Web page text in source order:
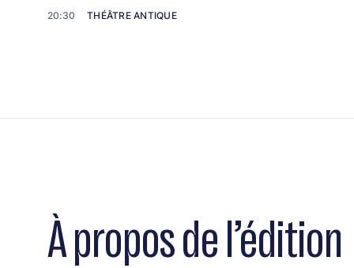
20:30 THÉÂTRE ANTIQUE
À propos de l’édition